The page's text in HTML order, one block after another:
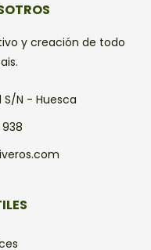
y creación de todo
N - Huesca